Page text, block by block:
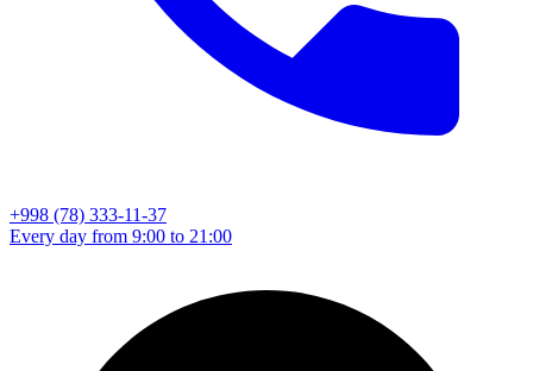
+998 (78) 333-11-37
Every day from 9:00 to 21:00